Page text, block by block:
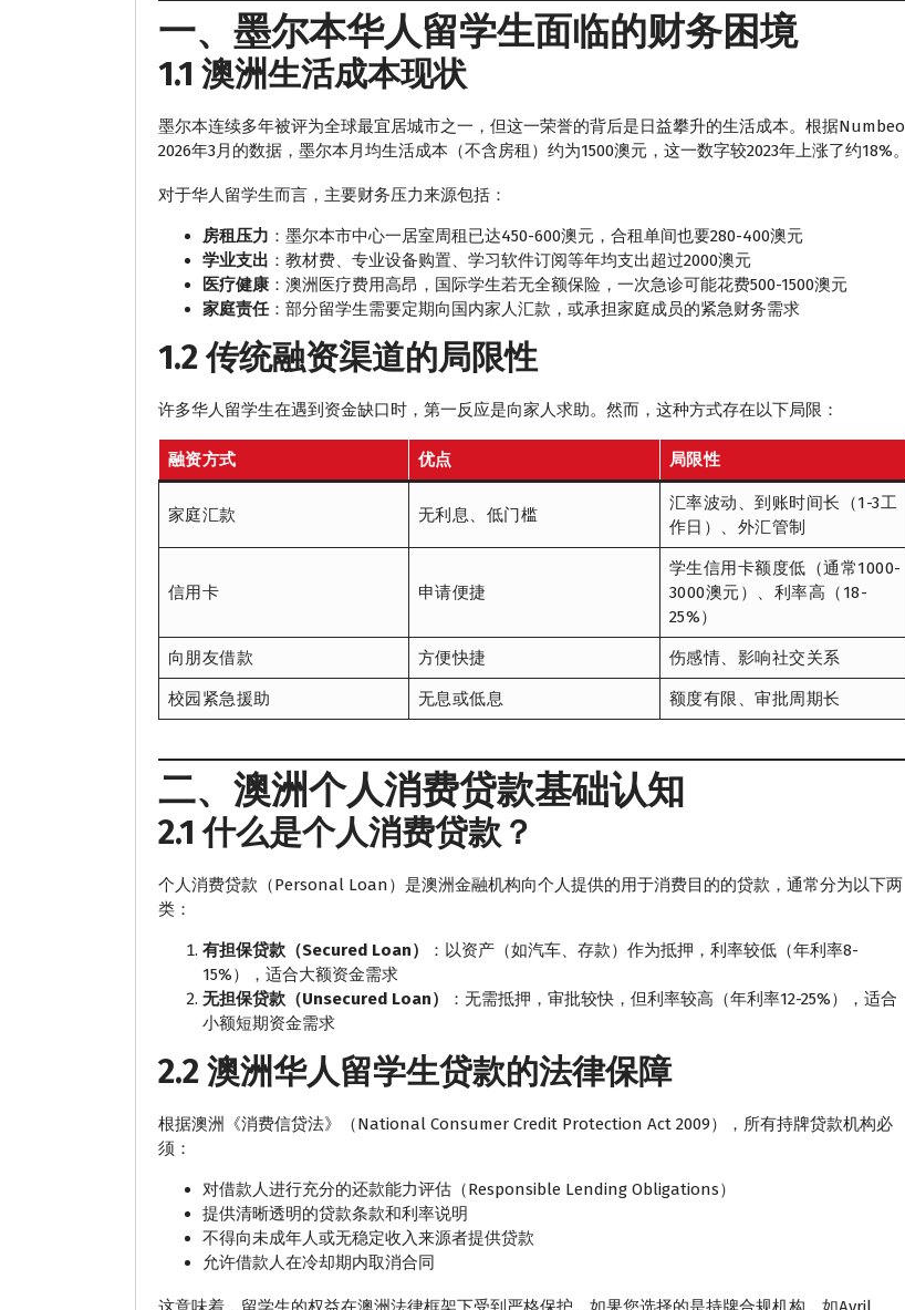
一、墨尔本华人留学生面临的财务困境
1.1 澳洲生活成本现状
墨尔本连续多年被评为全球最宜居城市之一，但这一荣誉的背后是日益攀升的生活成本。根据Numbeo
2026年3月的数据，墨尔本月均生活成本（不含房租）约为1500澳元，这一数字较2023年上涨了约18%。
对于华人留学生而言，主要财务压力来源包括：
房租压力 ：墨尔本市中心一居室周租已达450-600澳元，合租单间也要280-400澳元
学业支出 ：教材费、专业设备购置、学习软件订阅等年均支出超过2000澳元
医疗健康 ：澳洲医疗费用高昂，国际学生若无全额保险，一次急诊可能花费500-1500澳元
家庭责任：部分留学生需要定期向国内家人汇款，或承担家庭成员的紧急财务需求
1.2 传统融资渠道的局限性
许多华人留学生在遇到资金缺口时，第一反应是向家人求助。然而，这种方式存在以下局限：
融资方式 优点 局限性
家庭汇款 无利息、低门槛
汇率波动、到账时间长（1-3工
作日）、外汇管制
信用卡 申请便捷
学生信用卡额度低（通常1000-
3000澳元）、利率高（18-
25%）
向朋友借款 方便快捷 伤感情、影响社交关系
校园紧急援助 无息或低息 额度有限、审批周期长
二、澳洲个人消费贷款基础认知
2.1 什么是个人消费贷款？
个人消费贷款（Personal Loan）是澳洲金融机构向个人提供的用于消费目的的贷款，通常分为以下两
类：
有担保贷款（Secured Loan）
：以资产（如汽车、存款）作为抵押，利率较低（年利率8-
15%），适合大额资金需求
无担保贷款（Unsecured Loan）
：无需抵押，审批较快，但利率较高（年利率12-25%），适合
小额短期资金需求
2.2 澳洲华人留学生贷款的法律保障
根据澳洲《消费信贷法》（National Consumer Credit Protection Act 2009），所有持牌贷款机构必
须：
对借款人进行充分的还款能力评估（Responsible Lending Obligations）
提供清晰透明的贷款条款和利率说明
不得向未成年人或无稳定收入来源者提供贷款
允许借款人在冷却期内取消合同